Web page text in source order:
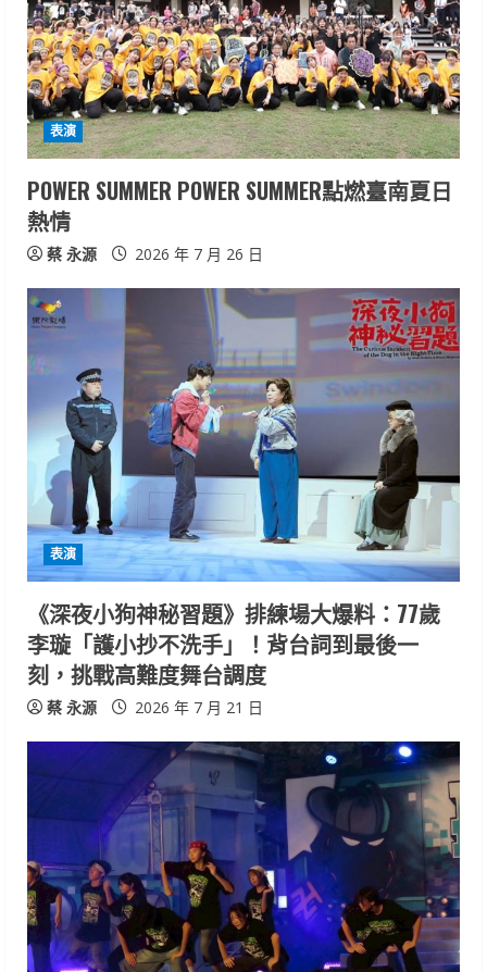
e
a
d
i
n
g
表演
POWER SUMMER POWER SUMMER點燃臺南夏日
熱情
蔡 永源 2026 年 7 月 26 日
表演
《深夜小狗神秘習題》排練場大爆料：77歲
李璇「護小抄不洗手」！背台詞到最後一
刻，挑戰高難度舞台調度
蔡 永源 2026 年 7 月 21 日